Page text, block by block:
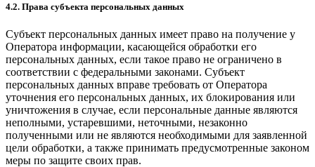
4.2. Права субъекта персональных данных
Субъект персональных данных имеет право на получение у
Оператора информации, касающейся обработки его
персональных данных, если такое право не ограничено в
соответствии с федеральными законами. Субъект
персональных данных вправе требовать от Оператора
уточнения его персональных данных, их блокирования или
уничтожения в случае, если персональные данные являются
неполными, устаревшими, неточными, незаконно
полученными или не являются необходимыми для заявленной
цели обработки, а также принимать предусмотренные законом
меры по защите своих прав.